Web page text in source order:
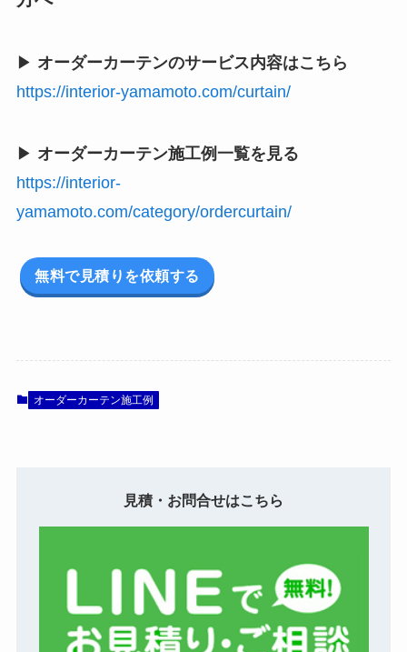
▶ オーダーカーテンのサービス内容はこちら
https://interior-yamamoto.com/curtain/
▶ オーダーカーテン施工例一覧を見る
https://interior-
yamamoto.com/category/ordercurtain/
無料で見積りを依頼する
オーダーカーテン施工例
見積・お問合せはこちら